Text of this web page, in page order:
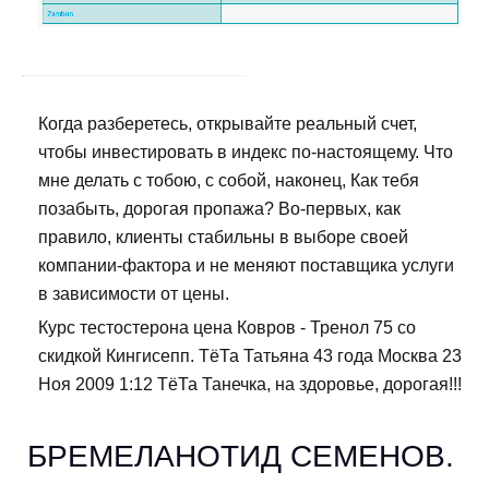
Когда разберетесь, открывайте реальный счет,
чтобы инвестировать в индекс по-настоящему. Что
мне делать с тобою, с собой, наконец, Как тебя
позабыть, дорогая пропажа? Во-первых, как
правило, клиенты стабильны в выборе своей
компании-фактора и не меняют поставщика услуги
в зависимости от цены.
Курс тестостерона цена Ковров - Тренол 75 со
скидкой Кингисепп. ТёТа Татьяна 43 года Москва 23
Ноя 2009 1:12 ТёТа Танечка, на здоровье, дорогая!!!
БРЕМЕЛАНОТИД СЕМЕНОВ.